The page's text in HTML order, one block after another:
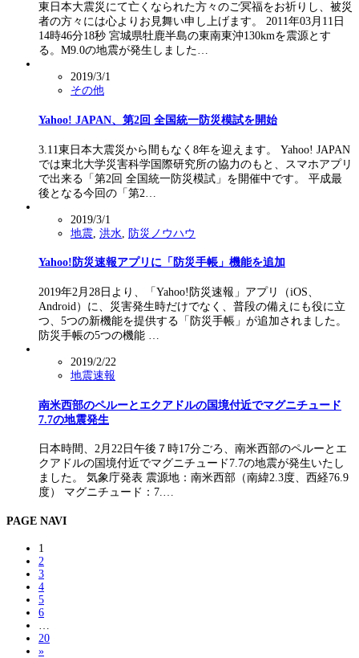
東日本大震災にて亡くなられた方々のご冥福をお祈りし、被災
者の方々には心よりお見舞い申し上げます。 2011年03月11日
14時46分18秒 宮城県牡鹿半島の東南東沖130kmを震源とす
る。M9.0の地震が発生しました…
2019/3/1
その他
Yahoo! JAPAN、第2回 全国統一防災模試を開始
3.11東日本大震災から間もなく8年を迎えます。 Yahoo! JAPAN
では東北大学災害科学国際研究所の協力のもと、スマホアプリ
で出来る「第2回 全国統一防災模試」を開催中です。 平成最
後となる今回の「第2…
2019/3/1
地震 洪水 防災ノウハウ
Yahoo!防災速報アプリに「防災手帳」機能を追加
2019年2月28日より、「Yahoo!防災速報」アプリ（iOS、
Android）に、災害発生時だけでなく、普段の備えにも役に立
つ、5つの新機能を提供する「防災手帳」が追加されました。
防災手帳の5つの機能 …
2019/2/22
地震速報
南米西部のペルーとエクアドルの国境付近でマグニチュード
7.7の地震発生
日本時間、2月22日午後７時17分ごろ、南米西部のペルーとエ
クアドルの国境付近でマグニチュード7.7の地震が発生いたし
ました。 気象庁発表 震源地：南米西部（南緯2.3度、西経76.9
度） マグニチュード：7.…
PAGE NAVI
1
2
3
4
5
6
…
20
»